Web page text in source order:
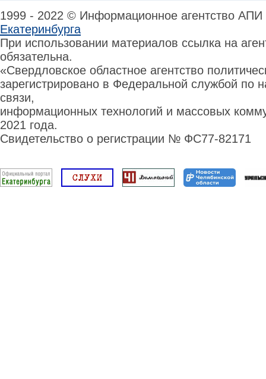
1999 - 2022 © Информационное агентство
Екатеринбурга
При использовании материалов ссылка на
обязательна.
«Свердловское областное агентство
зарегистрировано в Федеральной службой по
связи,
информационных технологий и массовых
2021 года.
Свидетельство о регистрации № ФС77-82171